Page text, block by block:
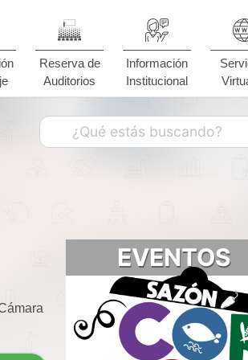
Reserva de
Auditorios
Información
Institucional
EVENTOS